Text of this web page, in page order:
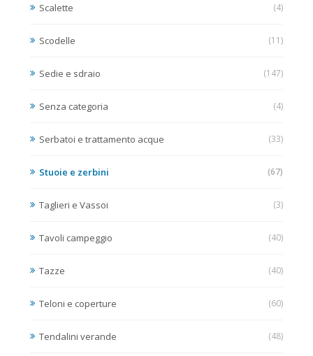
Scalette (4)
Scodelle (11)
Sedie e sdraio (147)
Senza categoria (4)
Serbatoi e trattamento acque (33)
Stuoie e zerbini (67)
Taglieri e Vassoi (3)
Tavoli campeggio (40)
Tazze (40)
Teloni e coperture (60)
Tendalini verande (48)